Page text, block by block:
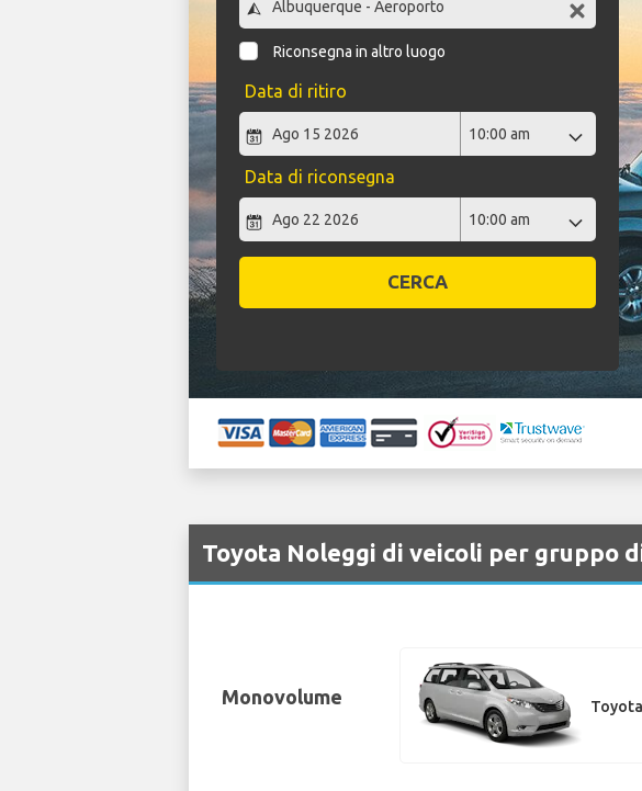
Riconsegna in altro luogo
Data di ritiro
Data di riconsegna
CERCA
Toyota Noleggi di veicoli per gruppo
Monovolume